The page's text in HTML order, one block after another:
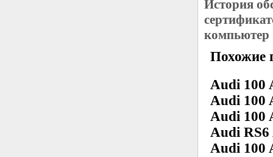
История
компьютер
Похожие
Audi 100
Audi 100
Audi 100
Audi RS6
Audi 100